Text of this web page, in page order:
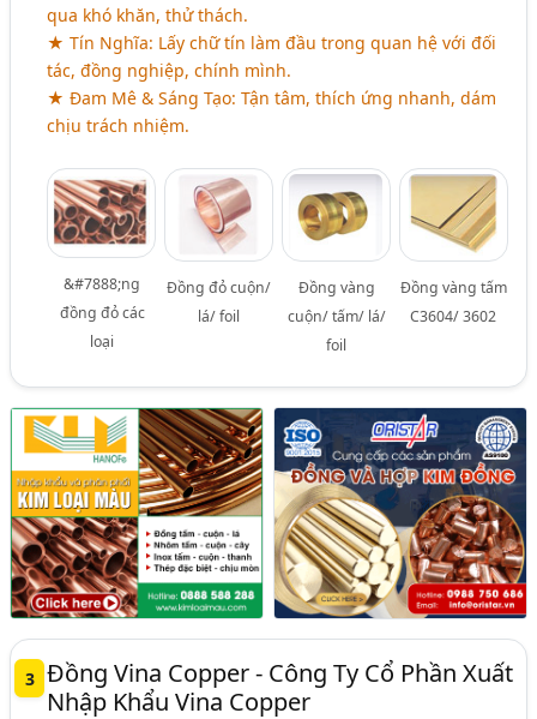
qua khó khăn, thử thách.
★ Tín Nghĩa: Lấy chữ tín làm đầu trong quan hệ với đối
tác, đồng nghiệp, chính mình.
★ Đam Mê & Sáng Tạo: Tận tâm, thích ứng nhanh, dám
chịu trách nhiệm.
&#7888;ng
đồng đỏ các
loại
Đồng đỏ cuộn/
lá/ foil
Đồng vàng
cuộn/ tấm/ lá/
foil
Đồng vàng tấm
C3604/ 3602
3 Đồng Vina Copper - Công Ty Cổ Phần Xuất
Nhập Khẩu Vina Copper